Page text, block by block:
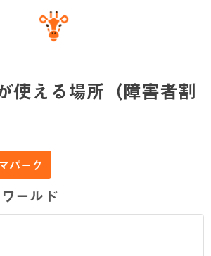
使える場所（障害者割
パーク
ールド